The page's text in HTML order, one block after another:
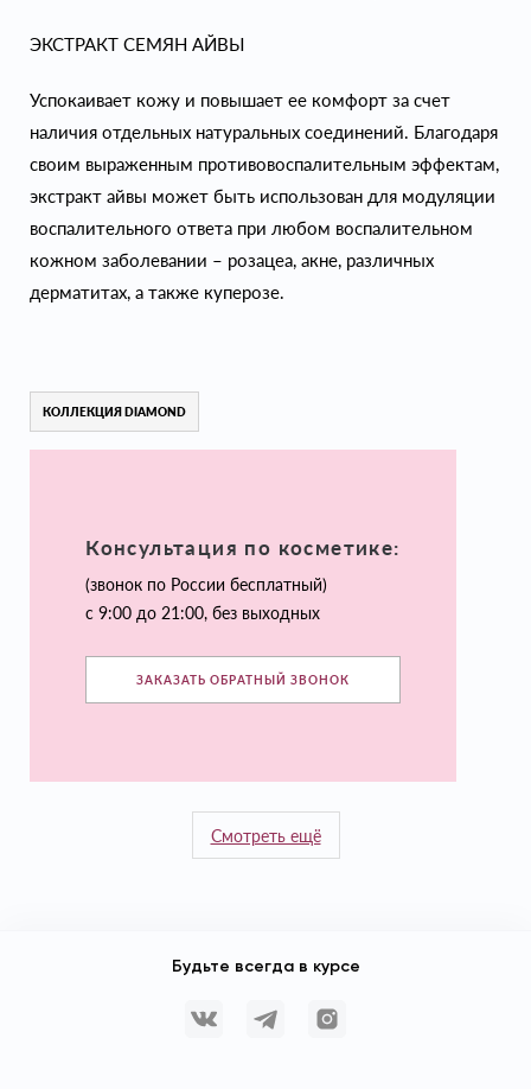
ЭКСТРАКТ СЕМЯН АЙВЫ
Успокаивает кожу и повышает ее комфорт за счет
наличия отдельных натуральных соединений. Благодаря
своим выраженным противовоспалительным эффектам,
экстракт айвы может быть использован для модуляции
воспалительного ответа при любом воспалительном
кожном заболевании – розацеа, акне, различных
дерматитах, а также куперозе.
КОЛЛЕКЦИЯ DIAMOND
Консультация по косметике:
(звонок по России бесплатный)
с 9:00 до 21:00, без выходных
ЗАКАЗАТЬ ОБРАТНЫЙ ЗВОНОК
Смотреть ещё
Будьте всегда в курсе